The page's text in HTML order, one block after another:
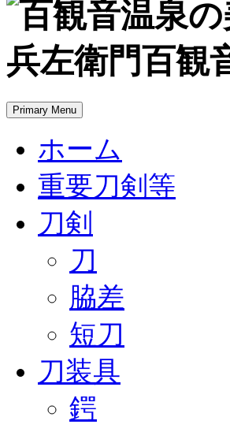
Primary Menu
ホーム
重要刀剣等
刀剣
刀
脇差
短刀
刀装具
鍔